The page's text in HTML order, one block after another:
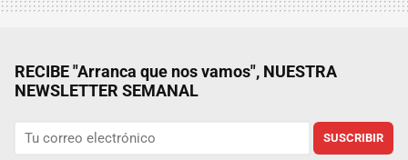
RECIBE "Arranca que nos vamos", NUESTRA
NEWSLETTER SEMANAL
SUSCRIBIR